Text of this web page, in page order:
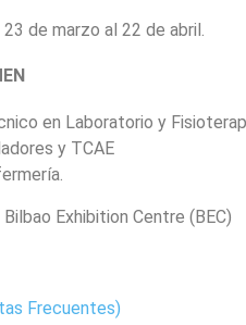
de marzo al 22 de abril.
en Laboratorio y
y TCAE
Bilbao Exhibition Centre (BEC)
Frecuentes)